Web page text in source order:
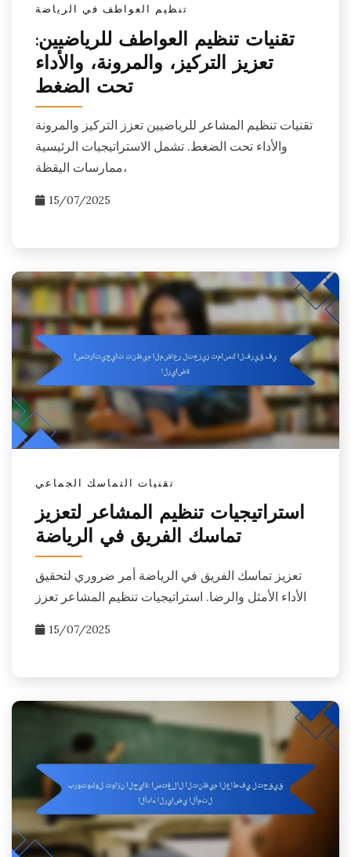
تنظيم العواطف في الرياضة
تقنيات تنظيم العواطف للرياضيين:
تعزيز التركيز، والمرونة، والأداء
تحت الضغط
تقنيات تنظيم المشاعر للرياضيين تعزز التركيز والمرونة
والأداء تحت الضغط. تشمل الاستراتيجيات الرئيسية
ممارسات اليقظة،
15/07/2025
تقنيات التماسك الجماعي
استراتيجيات تنظيم المشاعر لتعزيز
تماسك الفريق في الرياضة
تعزيز تماسك الفريق في الرياضة أمر ضروري لتحقيق
الأداء الأمثل والرضا. استراتيجيات تنظيم المشاعر تعزز
15/07/2025